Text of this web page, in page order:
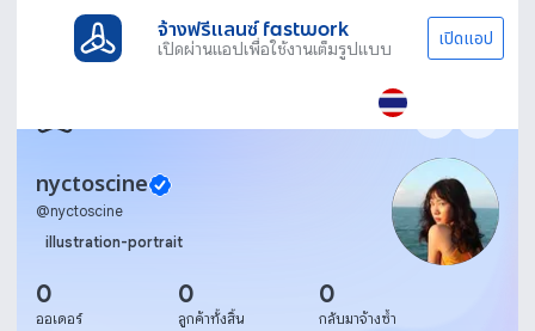
จ้างฟรีแลนซ์ fastwork
เปิดผ่านแอปเพื่อใช้งานเต็มรูปแบบ เปิดแอป
nyctoscine
@nyctoscine
illustration-portrait
0
ออเดอร์
0
ลูกค้าทั้งสิ้น
0
กลับมาจ้างซ้ำ